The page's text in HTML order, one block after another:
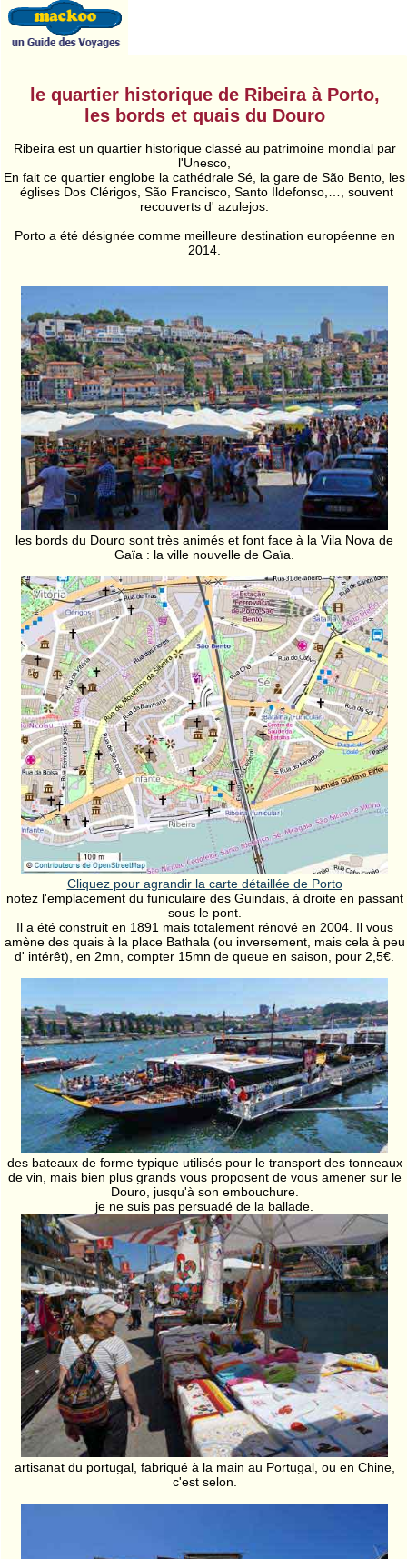
le quartier historique de Ribeira à Porto,
les bords et quais du Douro
Ribeira est un quartier historique classé au patrimoine mondial par
l'Unesco,
En fait ce quartier englobe la cathédrale Sé, la gare de São Bento, les
églises Dos Clérigos, São Francisco, Santo Ildefonso,…, souvent
recouverts d' azulejos.
Porto a été désignée comme meilleure destination européenne en
2014.
les bords du Douro sont très animés et font face à la Vila Nova de
Gaïa : la ville nouvelle de Gaïa.
Cliquez pour agrandir la carte détaillée de Porto
notez l'emplacement du funiculaire des Guindais, à droite en passant
sous le pont.
Il a été construit en 1891 mais totalement rénové en 2004. Il vous
amène des quais à la place Bathala (ou inversement, mais cela à peu
d' intérêt), en 2mn, compter 15mn de queue en saison, pour 2,5€.
des bateaux de forme typique utilisés pour le transport des tonneaux
de vin, mais bien plus grands vous proposent de vous amener sur le
Douro, jusqu'à son embouchure.
je ne suis pas persuadé de la ballade.
artisanat du portugal, fabriqué à la main au Portugal, ou en Chine,
c'est selon.